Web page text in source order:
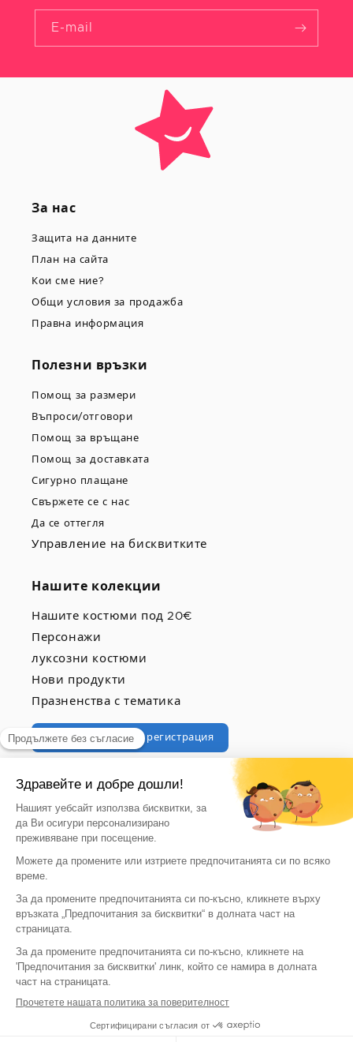
E-mail
За нас
Защита на данните
План на сайта
Кои сме ние?
Общи условия за продажба
Правна информация
Полезни връзки
Помощ за размери
Въпроси/отговори
Помощ за връщане
Помощ за доставката
Сигурно плащане
Свържете се с нас
Да се оттегля
Управление на бисквитките
Нашите колекции
Нашите костюми под 20€
Персонажи
луксозни костюми
Нови продукти
Празненства с тематика
Професионална регистрация
Vegaoo съществува също и в множество страни
България | EUR €